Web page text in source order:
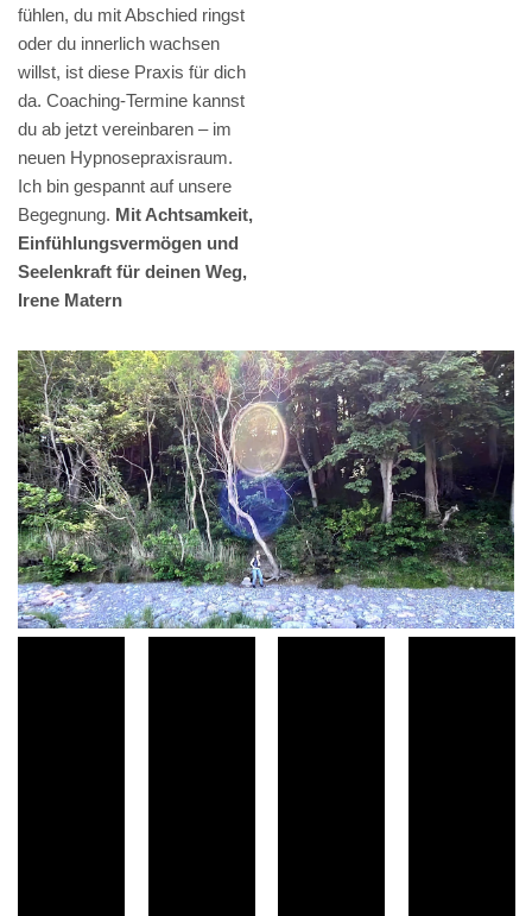
fühlen, du mit Abschied ringst
oder du innerlich wachsen
willst, ist diese Praxis für dich
da. Coaching-Termine kannst
du ab jetzt vereinbaren – im
neuen Hypnosepraxisraum.
Ich bin gespannt auf unsere
Begegnung. Mit Achtsamkeit,
Einfühlungsvermögen und
Seelenkraft für deinen Weg,
Irene Matern